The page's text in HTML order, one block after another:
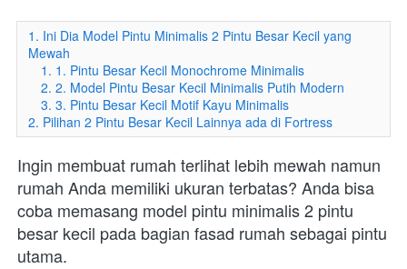
1. Ini Dia Model Pintu Minimalis 2 Pintu Besar Kecil yang
Mewah
1. 1. Pintu Besar Kecil Monochrome Minimalis
2. 2. Model Pintu Besar Kecil Minimalis Putih Modern
3. 3. Pintu Besar Kecil Motif Kayu Minimalis
2. Pilihan 2 Pintu Besar Kecil Lainnya ada di Fortress
Ingin membuat rumah terlihat lebih mewah namun
rumah Anda memiliki ukuran terbatas? Anda bisa
coba memasang model pintu minimalis 2 pintu
besar kecil pada bagian fasad rumah sebagai pintu
utama.